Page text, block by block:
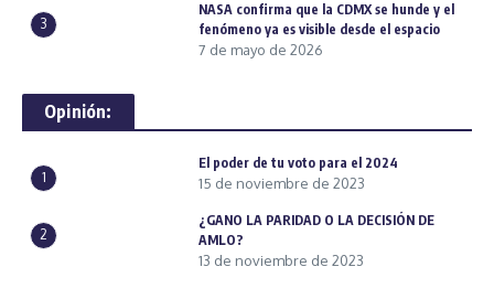
3
NASA confirma que la CDMX se hunde y el
fenómeno ya es visible desde el espacio
7 de mayo de 2026
Opinión:
1
El poder de tu voto para el 2024
15 de noviembre de 2023
2
¿GANO LA PARIDAD O LA DECISIÓN DE
AMLO?
13 de noviembre de 2023